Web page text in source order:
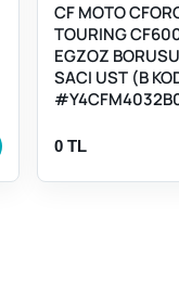
CF MOTO
TOURING
EGZOZ
SACI UST (B
0 TL